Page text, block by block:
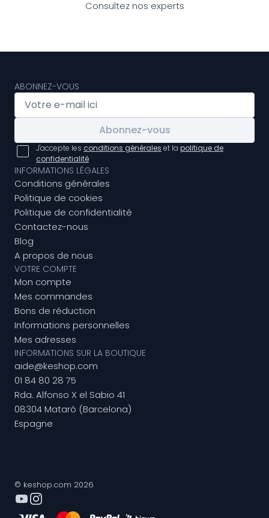
Consultez nos experts
ABONNEZ-VOUS
Abonnez-vous
J'accepte les conditions générales et la politique de
confidentialité
INFORMATIONS LÉGALES
Conditions générales
Politique de cookies
Politique de confidentialité
Contactez-nous
Blog
A propos de nous
VOTRE COMPTE
Mon compte
Mes commandes
Bons de réduction
Informations personnelles
Mes adresses
INFORMATIONS SUR LA BOUTIQUE
aide@keshop.com
01 84 80 28 75
Rda. Alfonso X el Sabio 41
08304 Mataró (Barcelona)
Espagne
© keshop.com 2026